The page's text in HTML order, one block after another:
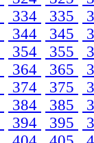
334 335
344 345
354 355
364 365
374 375
384 385
394 395